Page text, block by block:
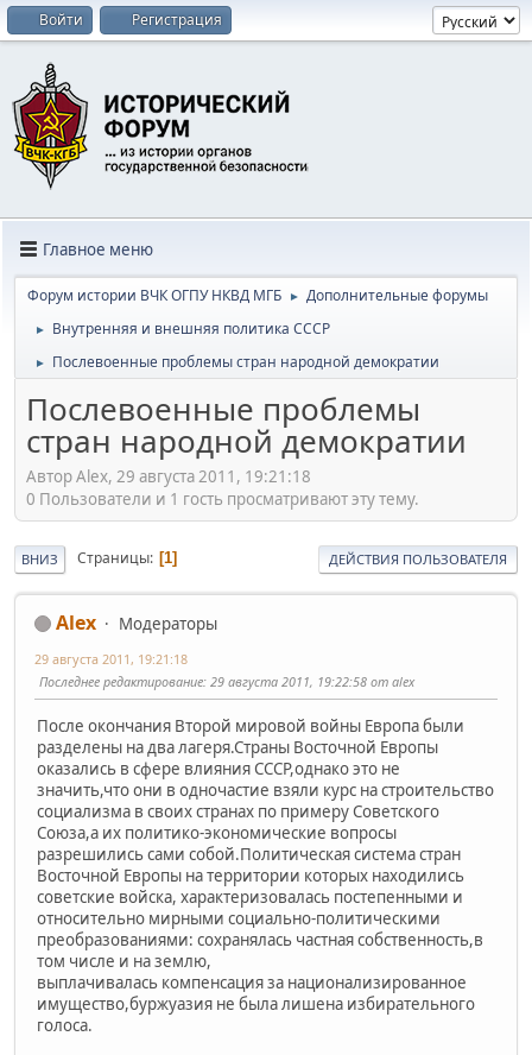
Войти Регистрация
Главное меню
Форум истории ВЧК ОГПУ НКВД МГБ ► Дополнительные форумы
► Внутренняя и внешняя политика СССР
► Послевоенные проблемы стран народной демократии
Послевоенные проблемы
стран народной демократии
Автор Alex, 29 августа 2011, 19:21:18
0 Пользователи и 1 гость просматривают эту тему.
ВНИЗ Страницы 1 ДЕЙСТВИЯ ПОЛЬЗОВАТЕЛЯ
Alex Модераторы
29 августа 2011, 19:21:18
Последнее редактирование: 29 августа 2011, 19:22:58 от alex
После окончания Второй мировой войны Европа были
разделены на два лагеря.Страны Восточной Европы
оказались в сфере влияния СССР,однако это не
значить,что они в одночастие взяли курс на строительство
социализма в своих странах по примеру Советского
Союза,а их политико-экономические вопросы
разрешились сами собой.Политическая система стран
Восточной Европы на территории которых находились
советские войска, характеризовалась постепенными и
относительно мирными социально-политическими
преобразованиями: сохранялась частная собственность,в
том числе и на землю,
выплачивалась компенсация за национализированное
имущество,буржуазия не была лишена избирательного
голоса.